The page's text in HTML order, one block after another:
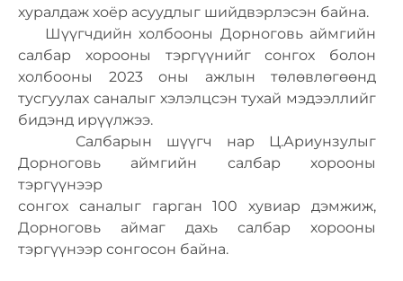
хуралдаж хоёр асуудлыг шийдвэрлэсэн байна.
Шүүгчдийн холбооны Дорноговь аймгийн
салбар хорооны тэргүүнийг сонгох болон
холбооны 2023 оны ажлын төлөвлөгөөнд
тусгуулах саналыг хэлэлцсэн тухай мэдээллийг
бидэнд ирүүлжээ.
Салбарын шүүгч нар Ц.Ариунзулыг
Дорноговь аймгийн салбар хорооны
тэргүүнээр
сонгох саналыг гарган 100 хувиар дэмжиж,
Дорноговь аймаг дахь салбар хорооны
тэргүүнээр сонгосон байна.